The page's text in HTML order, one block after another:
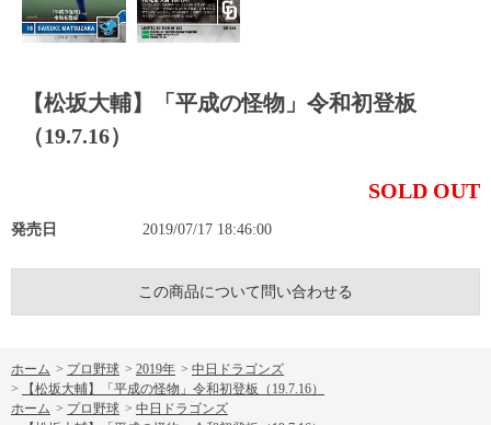
【松坂大輔】「平成の怪物」令和初登板
（19.7.16）
SOLD OUT
発売日 2019/07/17 18:46:00
この商品について問い合わせる
ホーム > プロ野球 > 2019年 > 中日ドラゴンズ
>
【松坂大輔】「平成の怪物」令和初登板（19.7.16）
ホーム > プロ野球 > 中日ドラゴンズ